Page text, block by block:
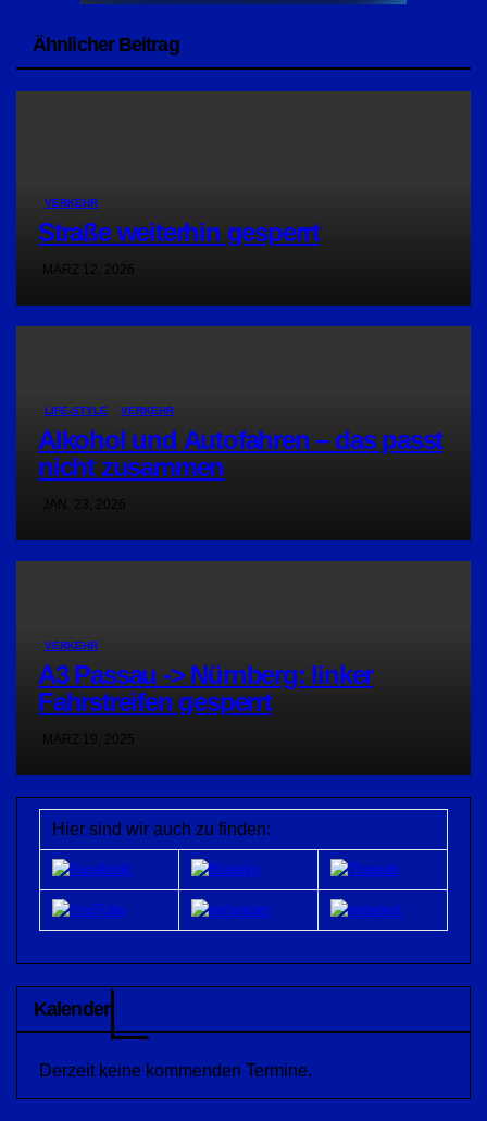
Ähnlicher Beitrag
VERKEHR
Straße weiterhin gesperrt
MÄRZ 12, 2026
LIFE-STYLE VERKEHR
Alkohol und Autofahren – das passt
nicht zusammen
VERKEHR
A3 Passau -> Nürnberg: linker
Fahrstreifen gesperrt
Hier sind wir auch zu finden:
Kalender
Derzeit keine kommenden Termine.